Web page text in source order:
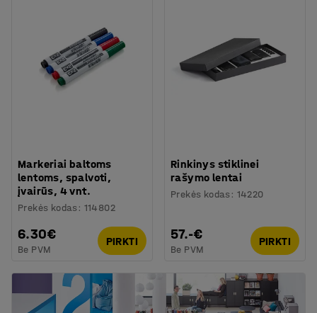
Markeriai baltoms
lentoms, spalvoti,
įvairūs, 4 vnt.
Prekės kodas : 114802
6.30€
Be PVM
PIRKTI
Rinkinys stiklinei
rašymo lentai
Prekės kodas : 14220
57.-€
Be PVM
PIRKTI